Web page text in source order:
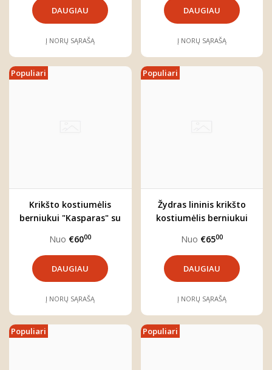
DAUGIAU
Į NORŲ SĄRAŠĄ
DAUGIAU
Į NORŲ SĄRAŠĄ
Populiari
Krikšto kostiumėlis
berniukui "Kasparas" su
Nuo €6000
DAUGIAU
Į NORŲ SĄRAŠĄ
Populiari
Žydras lininis krikšto
kostiumėlis berniukui
Nuo €6500
DAUGIAU
Į NORŲ SĄRAŠĄ
Populiari Populiari